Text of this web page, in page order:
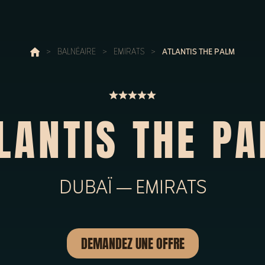
> BALNÉAIRE > EMIRATS > ATLANTIS THE PALM
THE
DUBAÏ — EMIRATS
DEMANDEZ UNE OFFRE